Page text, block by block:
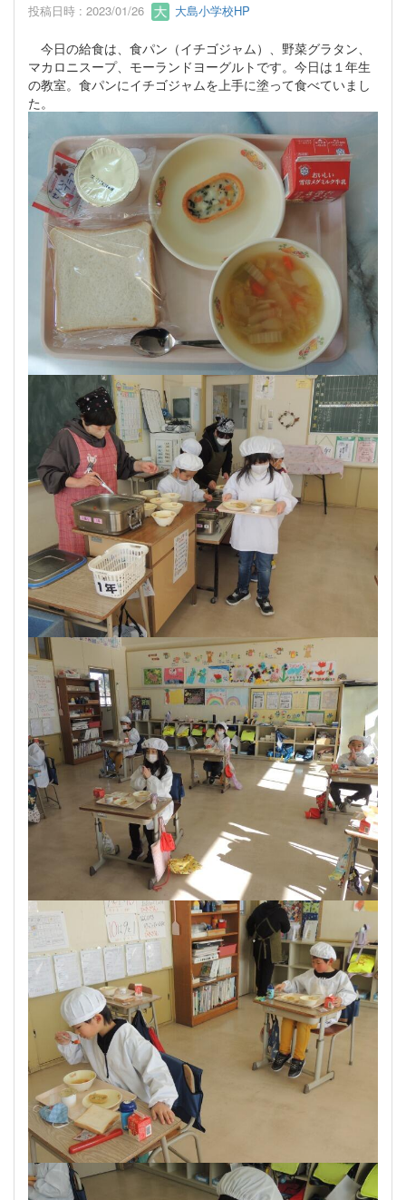
投稿日時 : 2023/01/26 大島小学校HP
今日の給食は、食パン（イチゴジャム）、野菜グラタン、
マカロニスープ、モーランドヨーグルトです。今日は１年生
の教室。食パンにイチゴジャムを上手に塗って食べていまし
た。